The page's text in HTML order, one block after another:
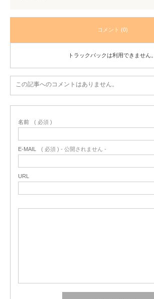
コメント (0)
トラックバックは利用できません。
この記事へのコメントはありません。
名前 ( 必須 )
E-MAIL ( 必須 ) - 公開されません -
URL